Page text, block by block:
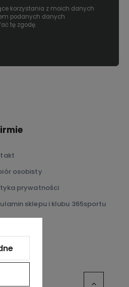
korzystania z moich danych
podanych danych
tę zgodę.
osobisty
prywatności
sklepu i klubu 365sportu